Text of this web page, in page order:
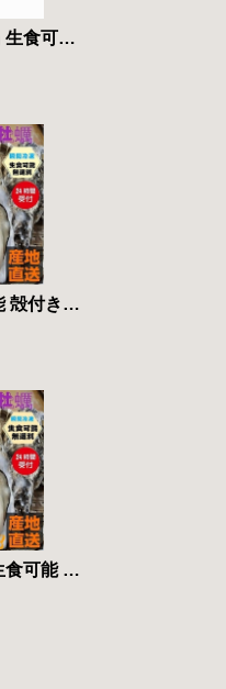
牡蠣 三陸産雄鹿半島 生食可能 殻付き冷凍牡蠣 ３kg /箱 A品 送料無料
三陸産 牡蠣 生食可能 殻付き冷凍牡蠣 ３kg /箱 無選別 送料無料
宮城県三陸産 牡蠣 生食可能 殻付き冷凍牡蠣 １０kg /箱 無選別 送料無料